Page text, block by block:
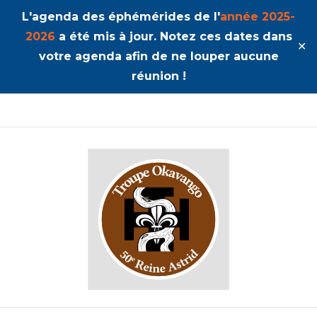
L'agenda des éphémérides de l'année 2025-
2026 a été mis à jour. Notez ces dates dans
votre agenda afin de ne louper aucune
réunion !
✕
50ème Unité Reine Astrid